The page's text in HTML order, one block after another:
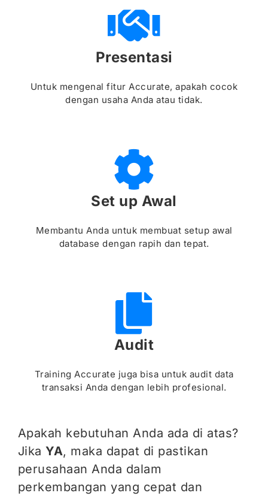
Presentasi
Untuk mengenal fitur Accurate, apakah cocok
dengan usaha Anda atau tidak.
Set up Awal
Membantu Anda untuk membuat setup awal
database dengan rapih dan tepat.
Audit
Training Accurate juga bisa untuk audit data
transaksi Anda dengan lebih profesional.
Apakah kebutuhan Anda ada di atas?
JikaYA, maka dapat di pastikan
perusahaan Anda dalam
perkembangan yang cepat dan